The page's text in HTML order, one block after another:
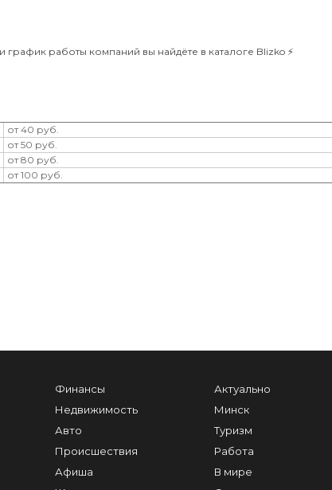
работы компаний вы найдёте в каталоге Blizko ⚡️
от 40 руб.
от 50 руб.
от 80 руб.
от 100 руб.
Финансы
Недвижимость
Авто
Происшествия
Афиша
Актуально
Минск
Туризм
Работа
В мире